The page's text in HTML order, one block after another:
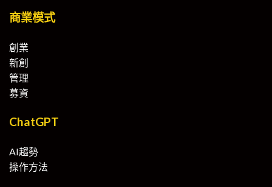
商業模式
創業
新創
管理
募資
ChatGPT
AI趨勢
操作方法